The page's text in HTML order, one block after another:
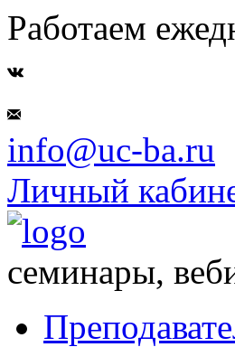
Работаем
info@uc-ba.ru
Личный
семинары,